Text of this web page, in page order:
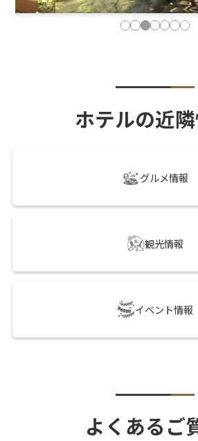
ホテルの近
グルメ情報
観光情報
イベント情報
よくあるご